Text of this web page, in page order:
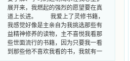
展开来，我燃起的强烈的愿望要在真
道上长进。 我爱上了灵修书籍，
我感觉好像是主亲自为我挑选那些有
益精神修养的读物，主不喜悦我看那
些世面流行的书籍，因为只要我一看
到那些他不喜欢我看的书，我就有一